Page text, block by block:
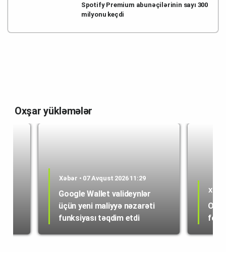
Spotify Premium abunəçilərinin sayı 300
milyonu keçdi
Oxşar yükləmələr
Xəbər • 07 Avqust 2026 11:29
Google Wallet valideynlər
üçün yeni maliyyə nəzarəti
funksiyası təqdim etdi